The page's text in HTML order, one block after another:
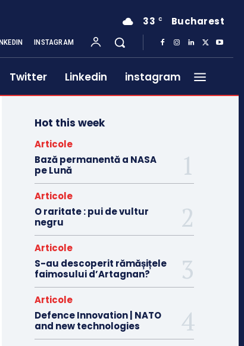
33 C Bucharest
INSTAGRAM
Twitter Linkedin instagram
Hot this week
Articole
Bază permanentă a NASA
pe Lună
Articole
O raritate : pui de vultur
negru
Articole
S-au descoperit rămășițele
faimosului d’Artagnan?
Articole
Defence Innovation | NATO
and new technologies